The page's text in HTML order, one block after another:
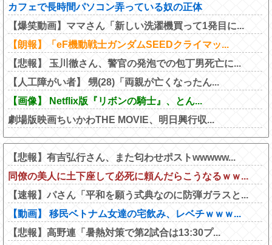
カフェで長時間パソコン弄っている奴の正体
【爆笑動画】ママさん「新しい洗濯機買って1発目に...
【朗報】「eF機動戦士ガンダムSEEDクライマッ...
【悲報】 玉川徹さん、警官の発泡での包丁男死亡に...
【人工障がい者】 甥(28)「両親が亡くなったん...
【画像】 Netflix版『リボンの騎士』、とん...
劇場版映画ちいかわTHE MOVIE、明日興行収...
【悲報】有吉弘行さん、また匂わせポストwwwww...
同僚の美人に土下座して必死に頼んだらこうなるｗｗ...
【速報】パさん「平和を願う式典なのに防弾ガラスと...
【動画】 移民ベトナム女達の宅飲み、レベチｗｗｗ...
【悲報】高野連「暑熱対策で第2試合は13:30プ...